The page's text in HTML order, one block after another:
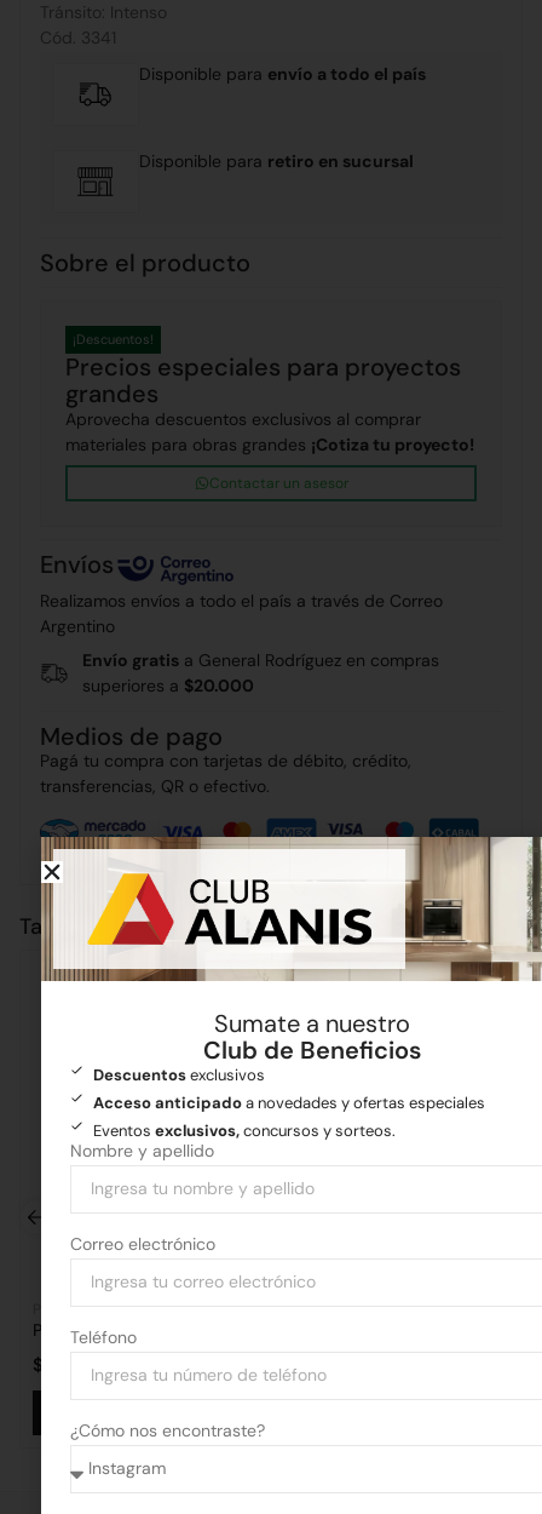
Tránsito: Intenso
Cód. 3341
Disponible para envío a todo el país
Disponible para retiro en sucursal
Sobre el producto
Precios especiales para proyectos
grandes
¡Descuentos!
Aprovecha descuentos exclusivos al comprar
materiales para obras grandes ¡Cotiza tu proyecto!
Contactar un asesor
Envíos
Realizamos envíos a todo el país a través de Correo
Argentino
Envío gratis a General Rodríguez en compras
superiores a $20.000
Medios de pago
Pagá tu compra con tarjetas de débito, crédito,
transferencias, QR o efectivo.
También puede interesarte
Pisos y revestimientos
$ 41.983,03 por m2
Pisos y revestimientos
Sumate a nuestro
Club de Beneficios
Descuentosexclusivos
Acceso anticipadoa novedades y ofertas especiales
Eventos exclusivos,concursos y sorteos.
Nombre y apellido
Correo electrónico
Teléfono
¿Cómo nos encontraste?